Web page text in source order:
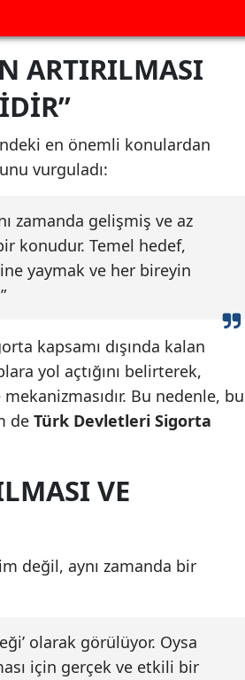
ARTIRILMASI
en önemli konulardan
vurguladı:
zamanda gelişmiş ve az
konudur. Temel hedef,
yaymak ve her bireyin
kapsamı dışında kalan
yol açtığını belirterek,
Bu nedenle, bu
de Türk Devletleri Sigorta
VE
değil, aynı zamanda bir
olarak görülüyor. Oysa
için gerçek ve etkili bir